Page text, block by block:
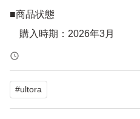
■商品状態
購入時期：2026年3月
状態：新品、未開封
よろしくお願いいたします。
#ultora